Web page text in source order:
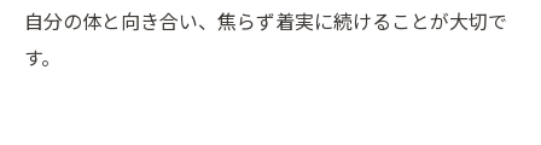
自分の体と向き合い、焦らず着実に続けることが大切で
す。